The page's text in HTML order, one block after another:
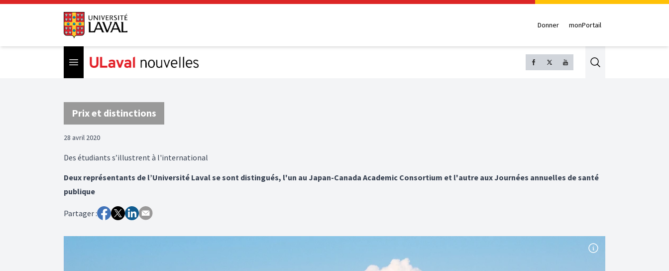
Donner monPortail
Open menu Search
Prix et distinctions
28 avril 2020
Des étudiants s’illustrent à l'international
Deux représentants de l’Université Laval se sont distingués, l'un au Japan-Canada Academic Consortium et l'autre aux Journées annuelles de santé
publique
Partager :